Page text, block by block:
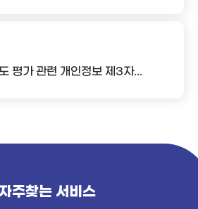
평가 관련 개인정보 제3자...
주찾는 서비스